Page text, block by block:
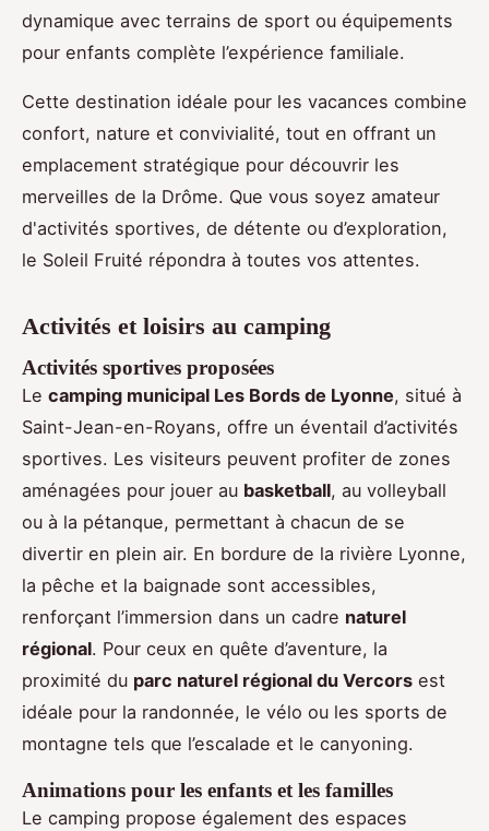
dynamique avec terrains de sport ou équipements
pour enfants complète l’expérience familiale.
Cette destination idéale pour les vacances combine
confort, nature et convivialité, tout en offrant un
emplacement stratégique pour découvrir les
merveilles de la Drôme. Que vous soyez amateur
d'activités sportives, de détente ou d’exploration,
le Soleil Fruité répondra à toutes vos attentes.
Activités et loisirs au camping
Activités sportives proposées
Le camping municipal Les Bords de Lyonne, situé à
Saint-Jean-en-Royans, offre un éventail d’activités
sportives. Les visiteurs peuvent profiter de zones
aménagées pour jouer au basketball, au volleyball
ou à la pétanque, permettant à chacun de se
divertir en plein air. En bordure de la rivière Lyonne,
la pêche et la baignade sont accessibles,
renforçant l’immersion dans un cadre naturel
régional. Pour ceux en quête d’aventure, la
proximité du parc naturel régional du Vercors est
idéale pour la randonnée, le vélo ou les sports de
montagne tels que l’escalade et le canyoning.
Animations pour les enfants et les familles
Le camping propose également des espaces